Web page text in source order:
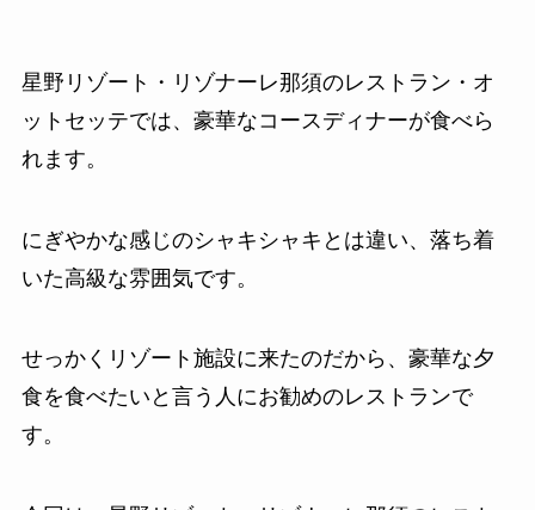
星野リゾート・リゾナーレ那須のレストラン・オ
ットセッテでは、豪華なコースディナーが食べら
れます。
にぎやかな感じのシャキシャキとは違い、落ち着
いた高級な雰囲気です。
せっかくリゾート施設に来たのだから、豪華な夕
食を食べたいと言う人にお勧めのレストランで
す。